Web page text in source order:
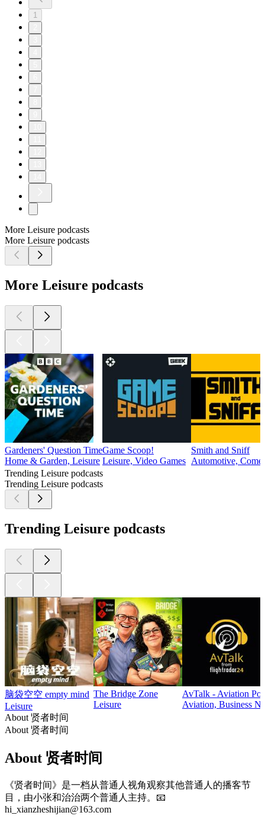
1
More Leisure podcasts
More Leisure podcasts
More Leisure podcasts
Gardeners' Question Time
Home & Garden, Leisure
Game Scoop!
Leisure, Video Games
Smith and Sniff
Automotive,
Trending Leisure podcasts
Trending Leisure podcasts
Trending Leisure podcasts
脑袋空空 empty mind
Leisure
The Bridge Zone
Leisure
AvTalk - Aviation
Aviation, Business
About 贤者时间
About 贤者时间
About 贤者时间
《贤者时间》是一档从普通人视角观察其他普通人的播客节
目，由小张和治治两个普通人主持。📧
hi_xianzheshijian@163.com